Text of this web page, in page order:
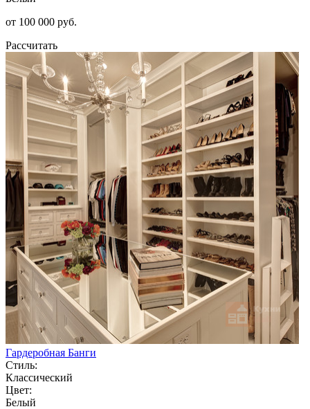
от 100 000 руб.
Рассчитать
Гардеробная Банги
Стиль:
Классический
Цвет:
Белый